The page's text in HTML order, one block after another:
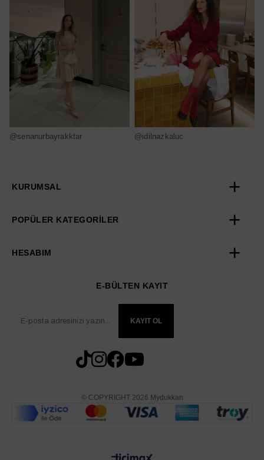
@senanurbayrakktar @idilnazkaluc
KURUMSAL
POPÜLER KATEGORİLER
HESABIM
E-BÜLTEN KAYIT
KAYIT OL
© COPYRIGHT 2026 Mydukkan